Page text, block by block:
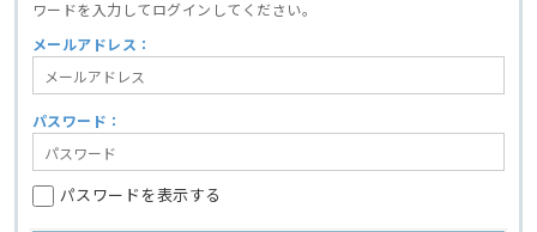
ワードを入力してログインしてください。
メールアドレス：
パスワード：
パスワードを表示する